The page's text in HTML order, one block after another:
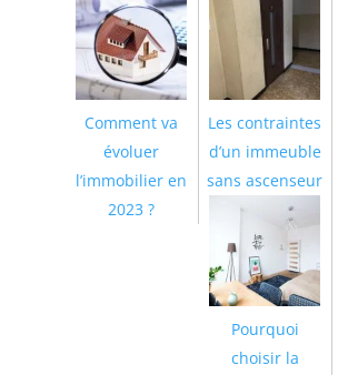
Comment va
évoluer
l’immobilier en
2023 ?
Les contraintes
d’un immeuble
sans ascenseur
Pourquoi
choisir la